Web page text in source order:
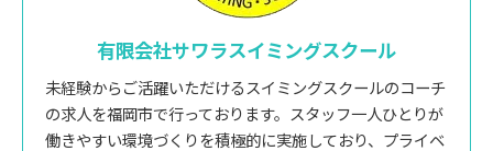
有限会社サワラスイミングスクール
未経験からご活躍いただけるスイミングスクールのコーチ
の求人を福岡市で行っております。スタッフ一人ひとりが
働きやすい環境づくりを積極的に実施しており、プライベ